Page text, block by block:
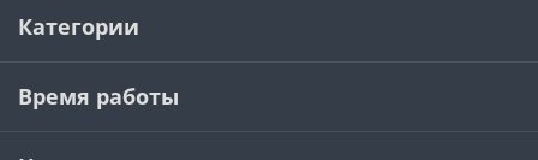
Категории
Время работы